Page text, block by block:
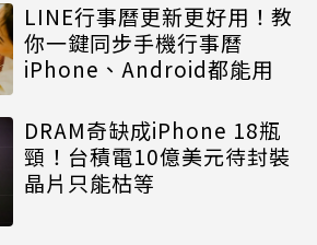
LINE行事曆更新更好用！教
你一鍵同步手機行事曆
iPhone、Android都能用
DRAM奇缺成iPhone 18瓶
頸！台積電10億美元待封裝
晶片只能枯等